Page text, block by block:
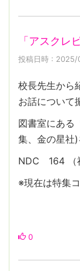
「アスクレ
投稿日時 : 2025/
校長先生から
お話について
図書室にある
集、金の星社)
NDC 164 （
※現在は特集
0